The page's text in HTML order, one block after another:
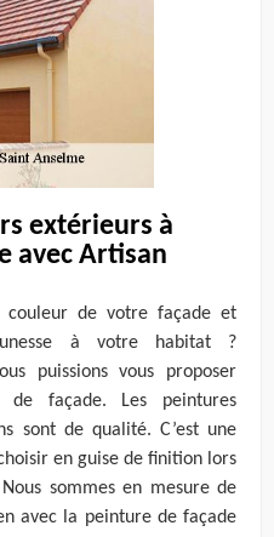
extérieurs à
avec Artisan
couleur de votre façade et
à votre habitat ?
puissions vous proposer
façade. Les peintures
sont de qualité. C’est une
en guise de finition lors
sommes en mesure de
avec la peinture de façade